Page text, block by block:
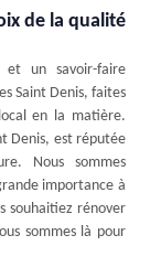
de la qualité
et un savoir-faire
Saint Denis, faites
en la matière.
Denis, est réputée
Nous sommes
importance à
souhaitiez rénover
sommes là pour